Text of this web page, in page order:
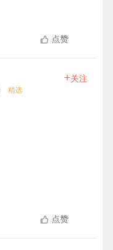
点赞
精选
+关注
点赞